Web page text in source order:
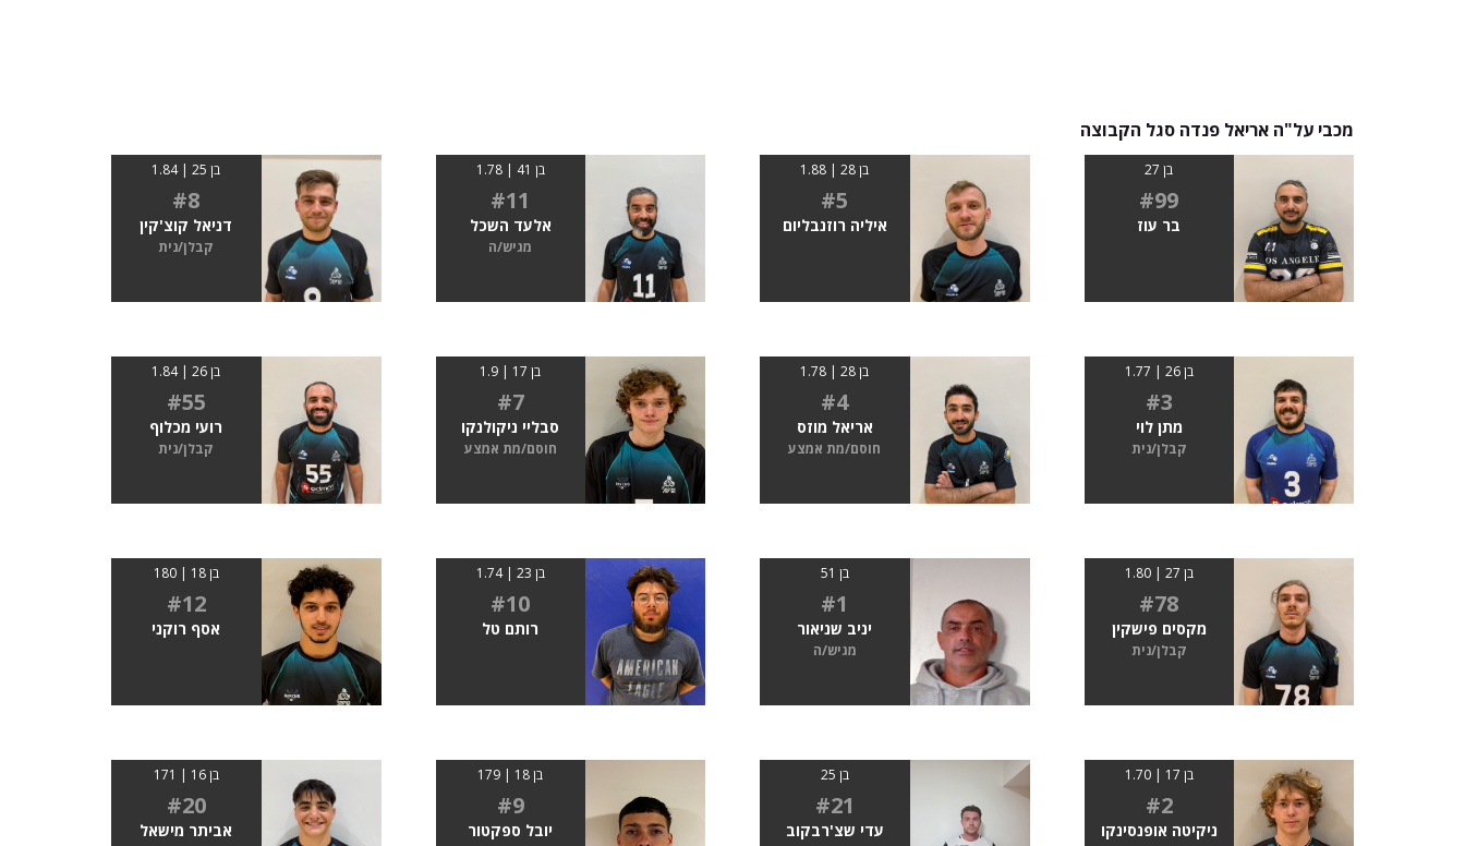
מכבי על"ה אריאל פנדה סגל הקבוצה
בן 27
#99
בר עוז
בן 28 | 1.88
#5
איליה רוזנבליום
בן 41 | 1.78
#11
אלעד השכל
מגיש/ה
בן 25 | 1.84
#8
דניאל קוצ'קין
קבלן/נית
בן 26 | 1.77
#3
מתן לוי
קבלן/נית
בן 28 | 1.78
#4
אריאל מוזס
חוסם/מת אמצע
בן 17 | 1.9
#7
סבליי ניקולנקו
חוסם/מת אמצע
בן 26 | 1.84
#55
רועי מכלוף
קבלן/נית
בן 27 | 1.80
#78
מקסים פישקין
קבלן/נית
בן 51
#1
יניב שניאור
מגיש/ה
בן 23 | 1.74
#10
רותם טל
בן 18 | 180
#12
אסף רוקני
בן 17 | 1.70
#2
ניקיטה אופנסינקו
בן 25
#21
עדי שצ'רבקוב
בן 18 | 179
#9
יובל ספקטור
בן 16 | 171
#20
אביתר מישאל